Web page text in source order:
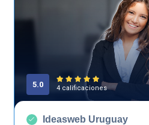
5.0 4 calificaciones
Ideasweb Uruguay